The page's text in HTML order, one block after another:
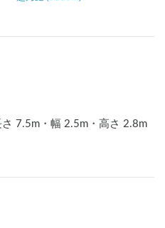
7.5m ・幅 2.5m ・高さ 2.8m